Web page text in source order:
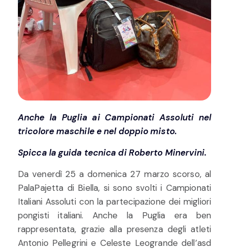
Anche la Puglia ai Campionati Assoluti nel
tricolore maschile e nel doppio misto.
Spicca la guida tecnica di Roberto Minervini.
Da venerdì 25 a domenica 27 marzo scorso, al
PalaPajetta di Biella, si sono svolti i Campionati
Italiani Assoluti con la partecipazione dei migliori
pongisti italiani. Anche la Puglia era ben
rappresentata, grazie alla presenza degli atleti
Antonio Pellegrini e Celeste Leogrande dell’asd